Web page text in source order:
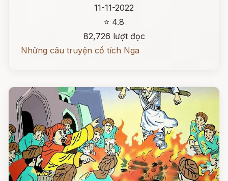
11-11-2022
⭐ 4.8
82,726 lượt đọc
Những câu truyện cổ tích Nga